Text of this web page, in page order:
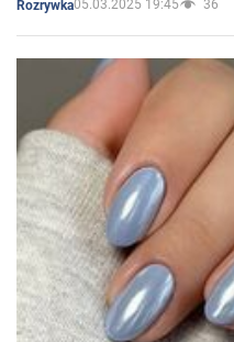
Rozrywka05.03.2025 19:45 36